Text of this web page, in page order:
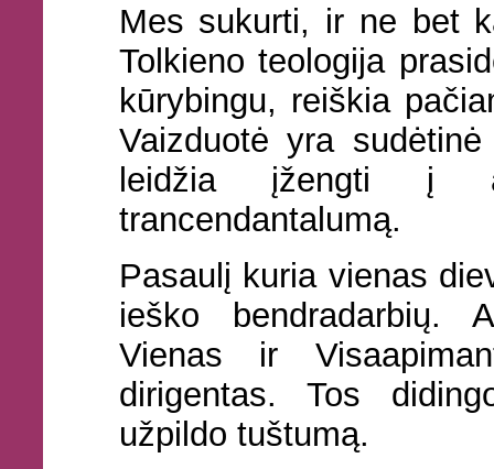
Mes sukurti, ir ne bet
Tolkieno teologija
kūrybingu, reiškia
Vaizduotė yra
leidžia įžengti į
trancendantalumą.
Pasaulį kuria vienas
ieško bendradarbių.
Vienas ir
dirigentas. Tos
užpildo tuštumą.